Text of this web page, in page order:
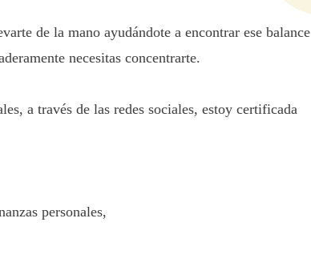
de la mano ayudándote a encontrar ese balance
necesitas concentrarte.
a través de las redes sociales, estoy certificada
personales,